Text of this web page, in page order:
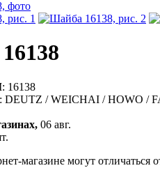
16138
DEUTZ / WEICHAI / HOWO /
06 авг.
магазине могут отличаться